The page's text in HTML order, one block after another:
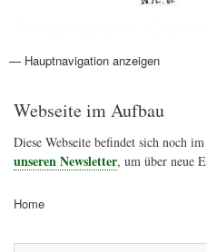
Hauptnavigation
— Hauptnavigation anzeigen
Aktionen
Friedensbewegung
Friedensprojekte
Home
Konflikte
Links
Narichtenlinks
News
Politik
Termine
Texte
Kunst
Friedensexperten
Friedensforschung
Friedensinitiativen
Friedensnachrichten
Webseite im Aufbau
Diese Webseite befindet sich noch im
unseren Newsletter, um über neue
Home